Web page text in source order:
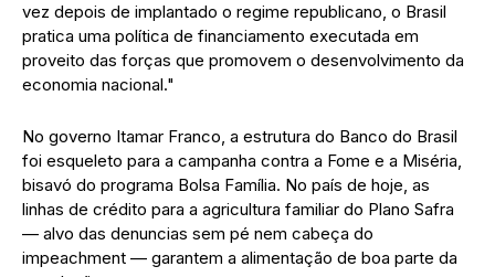
vez depois de implantado o regime republicano, o Brasil
pratica uma política de financiamento executada em
proveito das forças que promovem o desenvolvimento da
economia nacional."
No governo Itamar Franco, a estrutura do Banco do Brasil
foi esqueleto para a campanha contra a Fome e a Miséria,
bisavó do programa Bolsa Família. No país de hoje, as
linhas de crédito para a agricultura familiar do Plano Safra
— alvo das denuncias sem pé nem cabeça do
impeachment — garantem a alimentação de boa parte da